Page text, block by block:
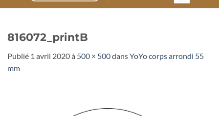
816072_printB
Publié 1 avril 2020à 500 × 500dansYoYo corps arrondi 55
mm